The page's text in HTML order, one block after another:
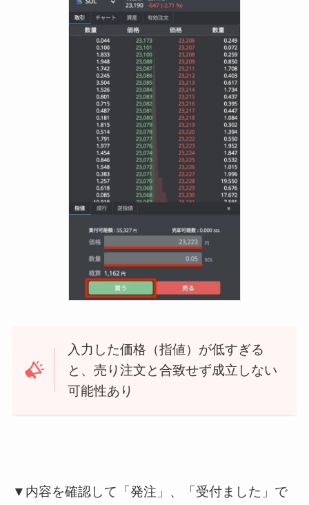
入力した価格（指値）が低すぎる
と、売り注文と合致せず成立しない
可能性あり
▼内容を確認して「発注」、「受付ました」で